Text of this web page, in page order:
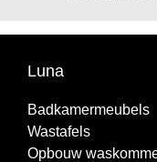
Luna
Badkamermeubels
Wastafels
Opbouw